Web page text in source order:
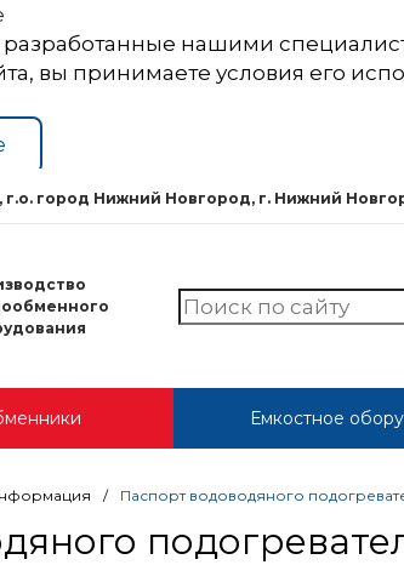
нашими
вы принимаете условия его
город Нижний Новгород, г. Нижний
Емкостное
/ Паспорт водоводяного